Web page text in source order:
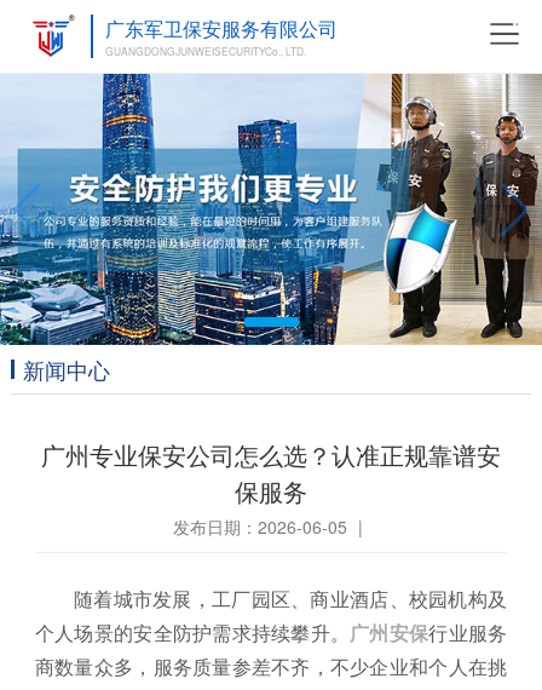
广东军卫保安服务有限公司
GUANGDONGJUNWEISECURITYCo., LTD.
新闻中心
广州专业保安公司怎么选？认准正规靠谱安
保服务
发布日期：2026-06-05 |
随着城市发展，工厂园区、商业酒店、校园机构及
个人场景的安全防护需求持续攀升。 广州安保行业服务
商数量众多，服务质量参差不齐，不少企业和个人在挑